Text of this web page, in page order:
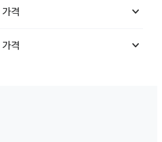
가격 keyboard_arrow_down
가격 keyboard_arrow_down